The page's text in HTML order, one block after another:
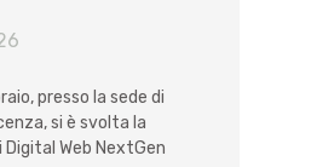
presso la sede di
si è svolta la
Web NextGen